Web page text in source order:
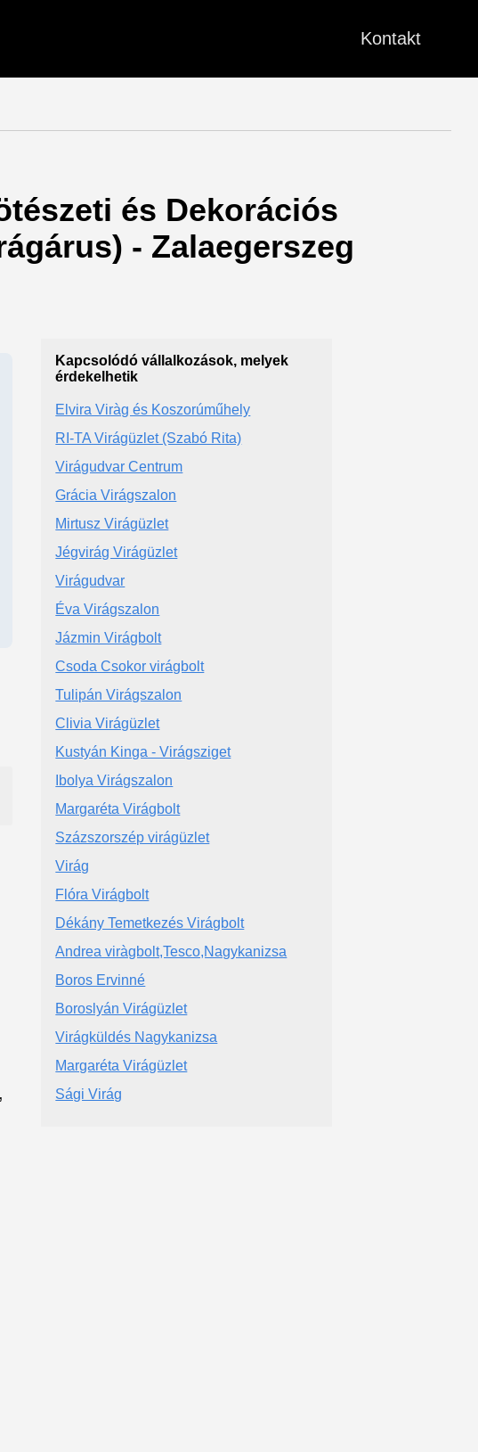
Kontakt
és Dekorációs
- Zalaegerszeg
Kapcsolódó vállalkozások, melyek
érdekelhetik
Elvira Viràg és Koszorúműhely
RI-TA Virágüzlet (Szabó Rita)
Virágudvar Centrum
Grácia Virágszalon
Mirtusz Virágüzlet
Jégvirág Virágüzlet
Virágudvar
Éva Virágszalon
Jázmin Virágbolt
Csoda Csokor virágbolt
Tulipán Virágszalon
Clivia Virágüzlet
Kustyán Kinga - Virágsziget
Ibolya Virágszalon
Margaréta Virágbolt
Százszorszép virágüzlet
Virág
Flóra Virágbolt
Dékány Temetkezés Virágbolt
Andrea viràgbolt,Tesco,Nagykanizsa
Boros Ervinné
Boroslyán Virágüzlet
Virágküldés Nagykanizsa
Margaréta Virágüzlet
Sági Virág